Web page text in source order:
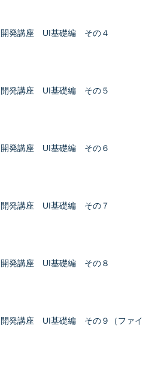
開発講座 UI基礎編 その４
開発講座 UI基礎編 その５
開発講座 UI基礎編 その６
開発講座 UI基礎編 その７
開発講座 UI基礎編 その８
開発講座 UI基礎編 その９（ファイ